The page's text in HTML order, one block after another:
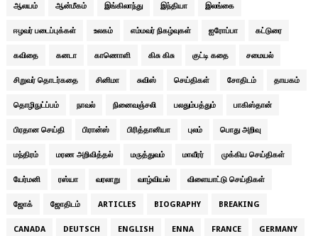
ஆலயம் ஆன்மீகம் இங்கிலாந்து இந்தியா இலங்கை
ஈழவர் படைப்புக்கள் உலகம் எம்மவர் நிகழ்வுகள் ஐரோப்பா கட்டுரை
கவிதை கனடா காணொளி கிசு கிசு குட்டி கதை சமையல்
சிறுவர் தொடர்கதை சினிமா சுவிஸ் செய்திகள் சோதிடம் தாயகம்
தொழிநுட்ப்பம் நாவல் நினைவஞ்சலி பலதும்பத்தும் பாகிஸ்தான்
பிரதான செய்தி பிரான்ஸ் பிரித்தானியா புலம் பொது அறிவு
மந்திரம் மரண அறிவித்தல் மருத்துவம் மாவீரர் முக்கிய செய்திகள்
யேர்மனி ரஸ்யா வரலாறு வாழ்வியல் விளையாட்டு செய்திகள்
ஜோக் ஜோதிடம் ARTICLES BIOGRAPHY BREAKING
CANADA DEUTSCH ENGLISH ENNA FRANCE GERMANY